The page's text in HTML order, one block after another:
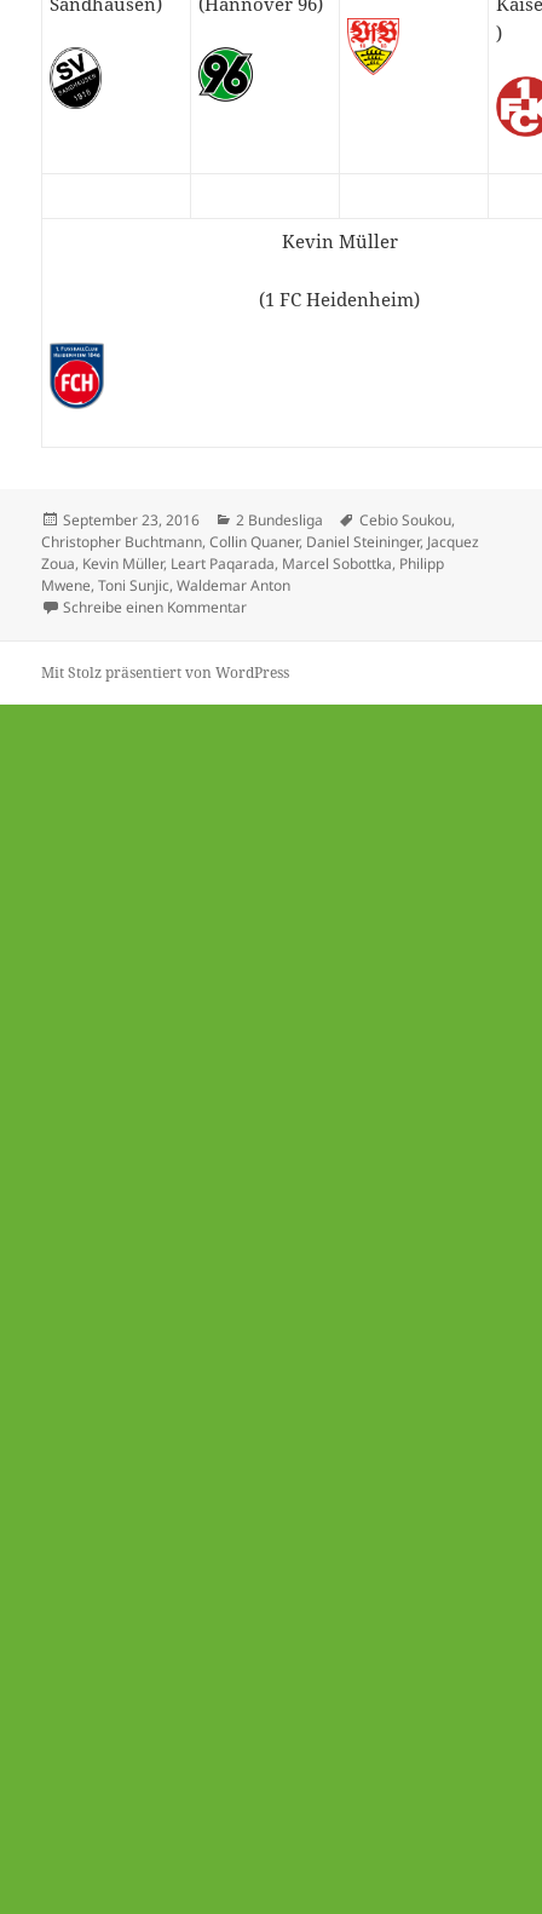
)
Kevin Müller
(1 FC Heidenheim)
Veröffentlicht
am
September 23, 2016 Kategorien
2 Bundesliga Schlagwörter
Cebio Soukou,
Christopher Buchtmann,Collin Quaner, Daniel Steininger, Jacquez
Zoua, Kevin Müller, Leart Paqarada, Marcel Sobottka, Philipp
Mwene,Toni Sunjic,Waldemar Anton
Schreibe einen Kommentarzu Düsseldorf rückt in ewiger Tabelle vor –
Mit Stolz präsentiert von WordPress